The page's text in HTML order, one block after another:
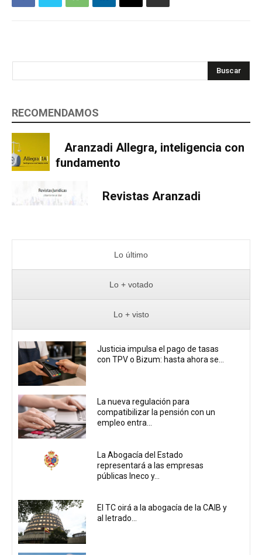
Buscar
RECOMENDAMOS
Aranzadi Allegra, inteligencia con
fundamento
Revistas Aranzadi
Lo último
Lo + votado
Lo + visto
Justicia impulsa el pago de tasas
con TPV o Bizum: hasta ahora se...
La nueva regulación para
compatibilizar la pensión con un
empleo entra...
La Abogacía del Estado
representará a las empresas
públicas Ineco y...
El TC oirá a la abogacía de la CAIB y
al letrado...